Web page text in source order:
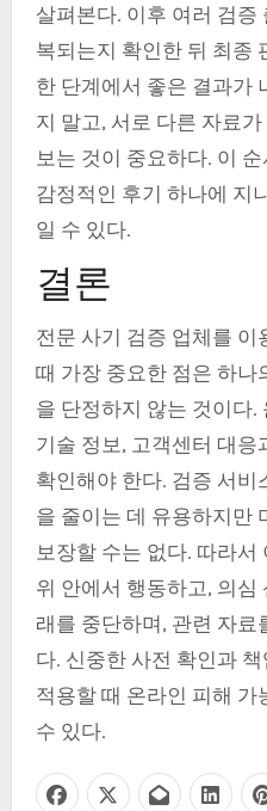
살펴본다. 이후 여러 검
복되는지 확인한 뒤 최종
한 단계에서 좋은 결과가
지 말고, 서로 다른 자료
보는 것이 중요하다. 이
감정적인 후기 하나에 지
일 수 있다.
결론
전문 사기 검증 업체를
때 가장 중요한 점은 하나
을 단정하지 않는 것이다.
기술 정보, 고객센터 대응
확인해야 한다. 검증 서
을 줄이는 데 유용하지만
보장할 수는 없다. 따라서
위 안에서 행동하고, 의심
래를 중단하며, 관련 자
다. 신중한 사전 확인과
적용할 때 온라인 피해
수 있다.